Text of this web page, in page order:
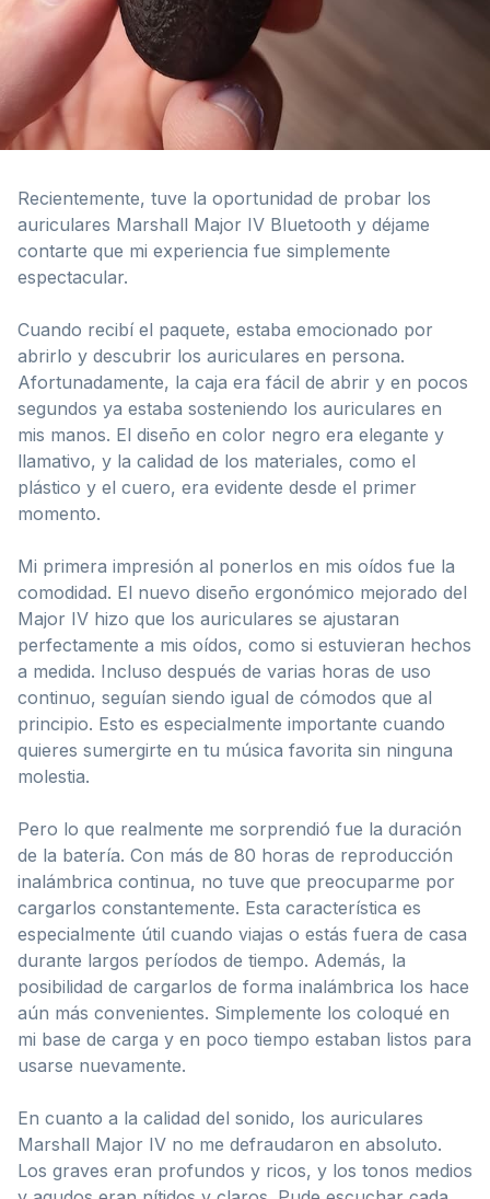
Recientemente, tuve la oportunidad de probar los
auriculares Marshall Major IV Bluetooth y déjame
contarte que mi experiencia fue simplemente
espectacular.
Cuando recibí el paquete, estaba emocionado por
abrirlo y descubrir los auriculares en persona.
Afortunadamente, la caja era fácil de abrir y en pocos
segundos ya estaba sosteniendo los auriculares en
mis manos. El diseño en color negro era elegante y
llamativo, y la calidad de los materiales, como el
plástico y el cuero, era evidente desde el primer
momento.
Mi primera impresión al ponerlos en mis oídos fue la
comodidad. El nuevo diseño ergonómico mejorado del
Major IV hizo que los auriculares se ajustaran
perfectamente a mis oídos, como si estuvieran hechos
a medida. Incluso después de varias horas de uso
continuo, seguían siendo igual de cómodos que al
principio. Esto es especialmente importante cuando
quieres sumergirte en tu música favorita sin ninguna
molestia.
Pero lo que realmente me sorprendió fue la duración
de la batería. Con más de 80 horas de reproducción
inalámbrica continua, no tuve que preocuparme por
cargarlos constantemente. Esta característica es
especialmente útil cuando viajas o estás fuera de casa
durante largos períodos de tiempo. Además, la
posibilidad de cargarlos de forma inalámbrica los hace
aún más convenientes. Simplemente los coloqué en
mi base de carga y en poco tiempo estaban listos para
usarse nuevamente.
En cuanto a la calidad del sonido, los auriculares
Marshall Major IV no me defraudaron en absoluto.
Los graves eran profundos y ricos, y los tonos medios